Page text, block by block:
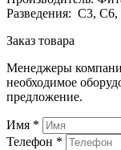
Разведения: С3,
Заказ товара
Менеджеры
необходимое
предложение.
Имя *
Телефон *